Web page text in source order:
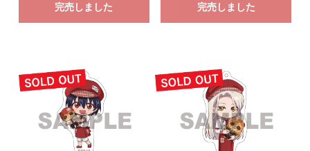
完売しました 完売しました